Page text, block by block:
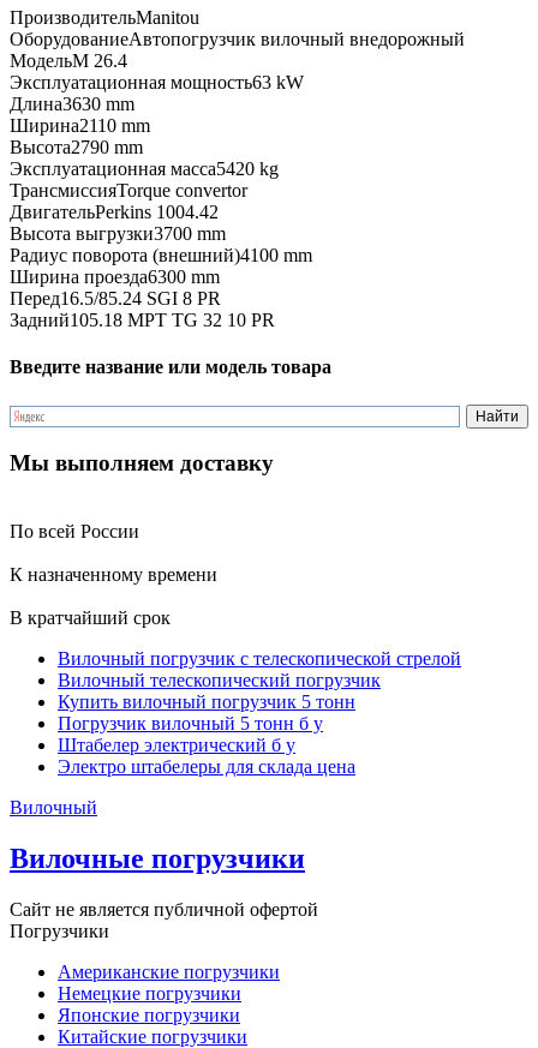
ПроизводительManitou
ОборудованиеАвтопогрузчик вилочный внедорожный
МодельM 26.4
Эксплуатационная мощность63 kW
Длина3630 mm
Ширина2110 mm
Высота2790 mm
Эксплуатационная масса5420 kg
ТрансмиссияTorque convertor
ДвигательPerkins 1004.42
Высота выгрузки3700 mm
Радиус поворота (внешний)4100 mm
Ширина проезда6300 mm
Перед16.5/85.24 SGI 8 PR
Задний105.18 MPT TG 32 10 PR
Введите название или модель товара
Мы выполняем доставку
По всей России
К назначенному времени
В кратчайший срок
Вилочный погрузчик с телескопической стрелой
Вилочный телескопический погрузчик
Купить вилочный погрузчик 5 тонн
Погрузчик вилочный 5 тонн б у
Штабелер электрический б у
Электро штабелеры для склада цена
Вилочный
Вилочные погрузчики
Сайт не является публичной офертой
Погрузчики
Американские погрузчики
Немецкие погрузчики
Японские погрузчики
Китайские погрузчики